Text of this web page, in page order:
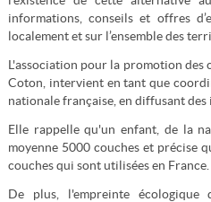
informations, conseils et offres
localement et sur l’ensemble des
L'association pour la promotion des
Coton, intervient en tant que
nationale française, en diffusant
Elle rappelle qu'un enfant, de la
moyenne 5000 couches et précise
couches qui sont utilisées en France.
De plus, l'empreinte